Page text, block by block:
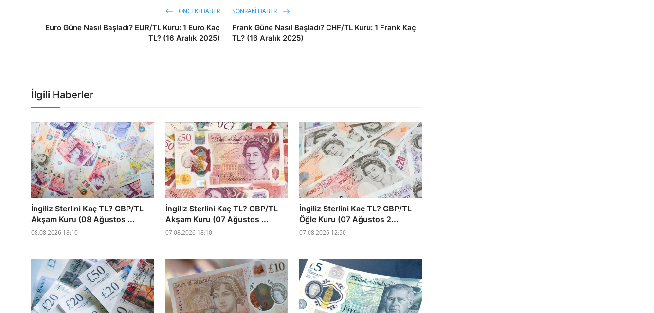
ÖNCEKI HABER
Euro Güne Nasıl Başladı? EUR/TL Kuru: 1 Euro Kaç
TL? (16 Aralık 2025)
SONRAKI HABER
Frank Güne Nasıl Başladı? CHF/TL Kuru: 1 Frank Kaç
TL? (16 Aralık 2025)
İlgili Haberler
İngiliz Sterlini Kaç TL? GBP/TL
Akşam Kuru (08 Ağustos ...
08.08.2026 18:10
İngiliz Sterlini Kaç TL? GBP/TL
Akşam Kuru (07 Ağustos ...
07.08.2026 18:10
İngiliz Sterlini Kaç TL? GBP/TL
Öğle Kuru (07 Ağustos 2...
07.08.2026 12:50